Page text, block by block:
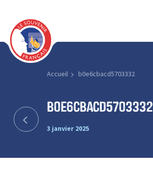
Accueil b0e6cbacd5703332
b0e6cbacd5703332
3 janvier 2025